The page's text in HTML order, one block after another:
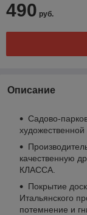
490 руб.
Описание
Садово-
художественной
качественную
КЛАССА.
Покрытие
Итальянского
потемнение и